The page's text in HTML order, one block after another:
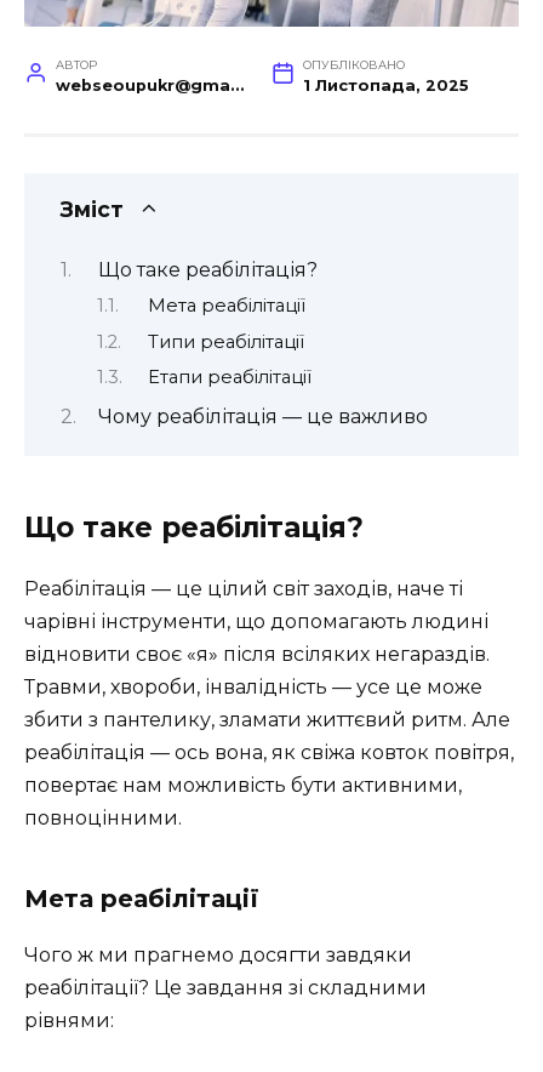
АВТОР
webseoupukr@gmail.com
ОПУБЛІКОВАНО
1 Листопада, 2025
Зміст
Що таке реабілітація?
Мета реабілітації
Типи реабілітації
Етапи реабілітації
Чому реабілітація — це важливо
Що таке реабілітація?
Реабілітація — це цілий світ заходів, наче ті
чарівні інструменти, що допомагають людині
відновити своє «я» після всіляких негараздів.
Травми, хвороби, інвалідність — усе це може
збити з пантелику, зламати життєвий ритм. Але
реабілітація — ось вона, як свіжа ковток повітря,
повертає нам можливість бути активними,
повноцінними.
Мета реабілітації
Чого ж ми прагнемо досягти завдяки
реабілітації? Це завдання зі складними
рівнями: